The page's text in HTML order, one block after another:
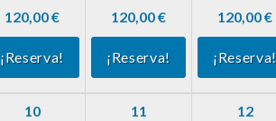
120,00 €
¡Reserva!
120,00 €
¡Reserva!
120,00 €
¡Reserva!
10 11 12